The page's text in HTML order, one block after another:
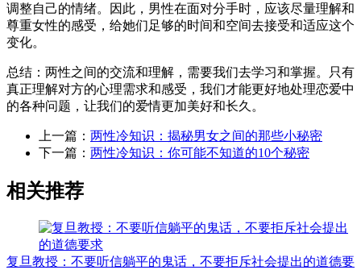
调整自己的情绪。因此，男性在面对分手时，应该尽量理解和
尊重女性的感受，给她们足够的时间和空间去接受和适应这个
变化。
总结：两性之间的交流和理解，需要我们去学习和掌握。只有
真正理解对方的心理需求和感受，我们才能更好地处理恋爱中
的各种问题，让我们的爱情更加美好和长久。
上一篇： 两性冷知识：揭秘男女之间的那些小秘密
下一篇： 两性冷知识：你可能不知道的10个秘密
相关推荐
复旦教授：不要听信躺平的鬼话，不要拒斥社会提出的道德要